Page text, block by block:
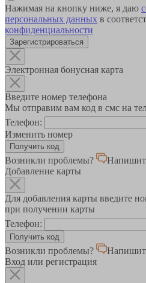
Нажимая на кнопку ниже, я даю
персональных данных в
конфиденциальности
Зарегистрироваться
Электронная бонусная карта
Введите номер телефона
Мы отправим вам код в смс на
Телефон:
Изменить номер
Возникли проблемы?
Добавление карты
Для добавления карты введите
при получении карты
Телефон:
Возникли проблемы?
Вход или регистрация